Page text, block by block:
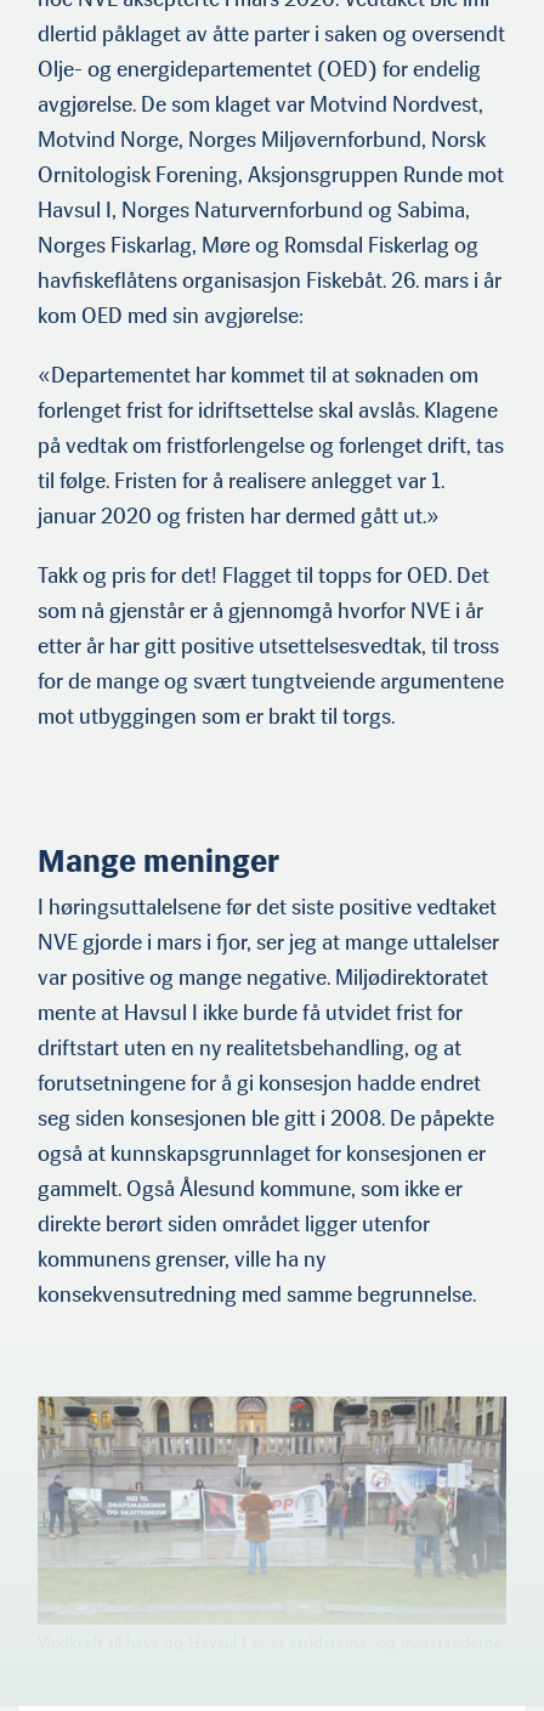
dlertid påklaget av åtte parter i saken og oversendt
Olje- og energidepartementet (OED) for endelig
avgjørelse. De som klaget var Motvind Nordvest,
Motvind Norge, Norges Miljøvernforbund, Norsk
Ornitologisk Forening, Aksjonsgruppen Runde mot
Havsul I, Norges Naturvernforbund og Sabima,
Norges Fiskarlag, Møre og Romsdal Fiskerlag og
havfiskeflåtens organisasjon Fiskebåt. 26. mars i år
kom OED med sin avgjørelse:
«Departementet har kommet til at søknaden om
forlenget frist for idriftsettelse skal avslås. Klagene
på vedtak om fristforlengelse og forlenget drift, tas
til følge. Fristen for å realisere anleg­get var 1.
januar 2020 og fristen har dermed gått ut.»
Takk og pris for det! Flagget til topps for OED. Det
som nå gjenstår er å gjennomgå hvorfor NVE i år
etter år har gitt posi­tive utsettelsesvedtak, til tross
for de mange og svært tungt­veiende argumentene
mot utbyggingen som er brakt til torgs.
Mange meninger
I høringsuttalelsene før det siste positive vedtaket
NVE gjorde i mars i fjor, ser jeg at mange uttalelser
var positive og mange negative. Miljødirektoratet
mente at Havsul I ikke burde få utvidet frist for
driftstart uten en ny realitetsbehandling, og at
forutsetningene for å gi konsesjon hadde endret
seg siden konsesjonen ble gitt i 2008. De påpekte
også at kunnskapsgrunnla­get for konsesjonen er
gammelt. Også Ålesund kommune, som ikke er
direkte berørt siden området ligger utenfor
kommunens grenser, ville ha ny
konsekvensutredning med samme begrunnelse.